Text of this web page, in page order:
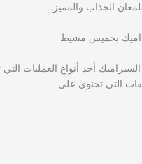
الجذاب والمميز.
بخميس مشيط
أحد أنواع العمليات التي
التى تحتوى على